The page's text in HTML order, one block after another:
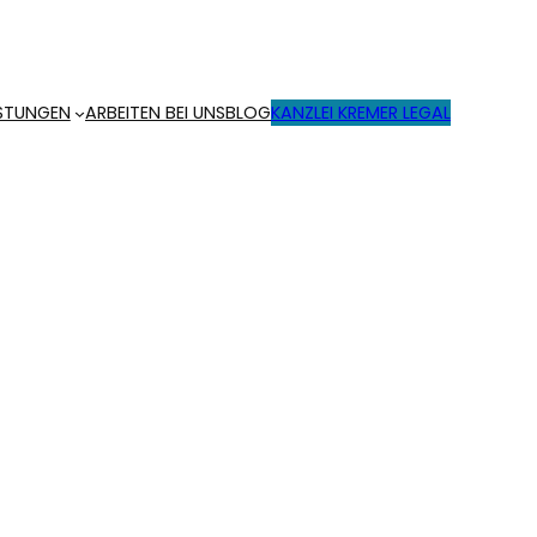
ARBEITEN BEI UNSBLOGKANZLEI KREMER LEGAL